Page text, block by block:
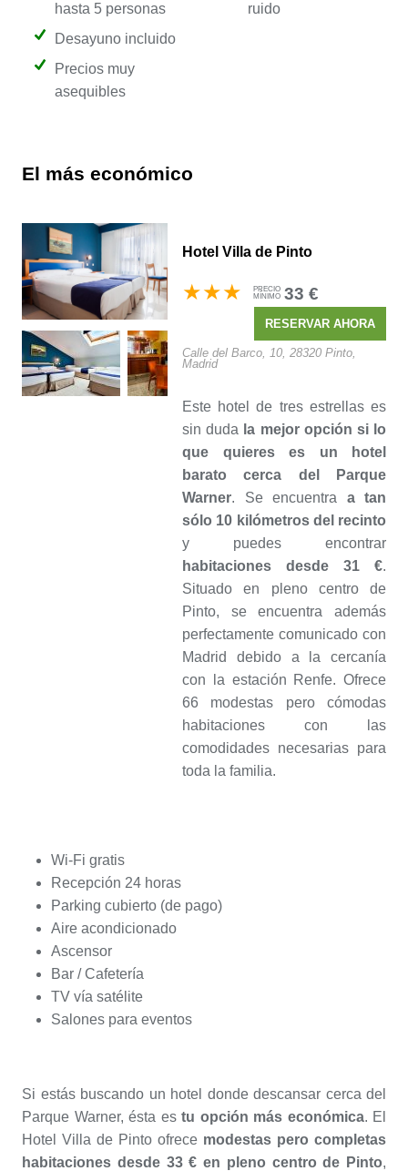
hasta 5 personas
Desayuno incluido
Precios muy
asequibles
ruido
El más económico
Hotel Villa de Pinto
PRECIO
MÍNIMO 33 €
RESERVAR AHORA
Calle del Barco, 10, 28320 Pinto,
Madrid
Este hotel de tres estrellas es
sin duda la mejor opción si lo
que quieres es un hotel
barato cerca del Parque
Warner. Se encuentra a tan
sólo 10 kilómetros del recinto
y puedes encontrar
habitaciones desde 31 €.
Situado en pleno centro de
Pinto, se encuentra además
perfectamente comunicado con
Madrid debido a la cercanía
con la estación Renfe. Ofrece
66 modestas pero cómodas
habitaciones con las
comodidades necesarias para
toda la familia.
Wi-Fi gratis
Recepción 24 horas
Parking cubierto (de pago)
Aire acondicionado
Ascensor
Bar / Cafetería
TV vía satélite
Salones para eventos
Si estás buscando un hotel donde descansar cerca del
Parque Warner, ésta es tu opción más económica. El
Hotel Villa de Pinto ofrece modestas pero completas
habitaciones desde 33 € en pleno centro de Pinto,